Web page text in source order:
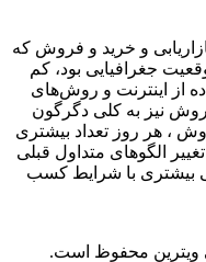
و خرید و فروش که
جغرافیایی بود، کم
از اینترنت و روش‌های
نیز به کلی دگرگون
، هر روز تعداد بیشتری
الگوهای متداول قبلی
بیشتری با شرایط کسب
ویترین محفوظ است.